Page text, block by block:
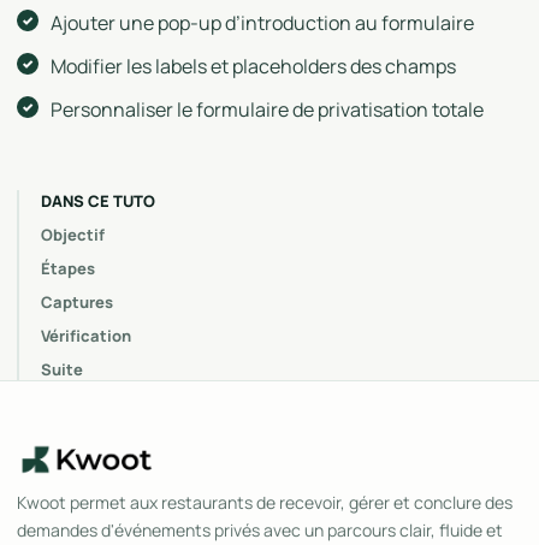
DANS CE TUTO
Objectif
Étapes
Captures
Vérification
Suite
Ajouter une pop-up d’introduction au formulaire
Modifier les labels et placeholders des champs
Personnaliser le formulaire de privatisation totale
Kwoot permet aux restaurants de recevoir, gérer et conclure des
demandes d'événements privés avec un parcours clair, fluide et